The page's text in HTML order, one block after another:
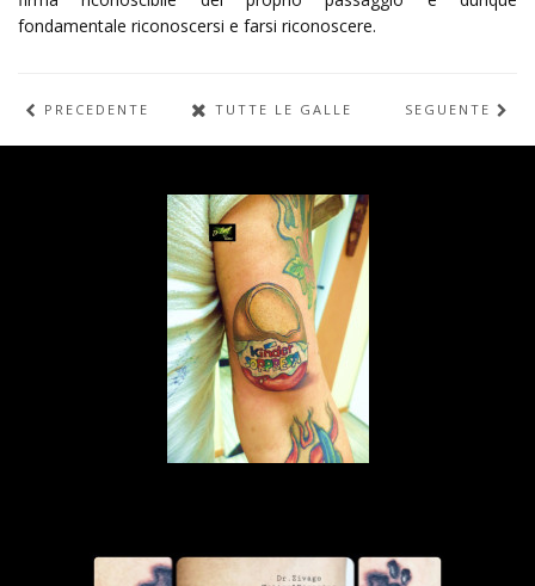
fondamentale riconoscersi e farsi riconoscere.
PRECEDENTE TUTTE LE GALLERIE SEGUENTE